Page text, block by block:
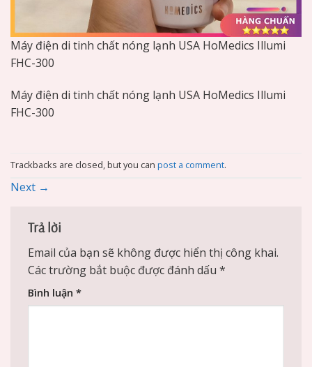
Máy điện di tinh chất nóng lạnh USA HoMedics Illumi
FHC-300
Máy điện di tinh chất nóng lạnh USA HoMedics Illumi
FHC-300
Trackbacks are closed, but you can post a comment.
Next →
Trả lời
Email của bạn sẽ không được hiển thị công khai.
Các trường bắt buộc được đánh dấu *
Bình luận *